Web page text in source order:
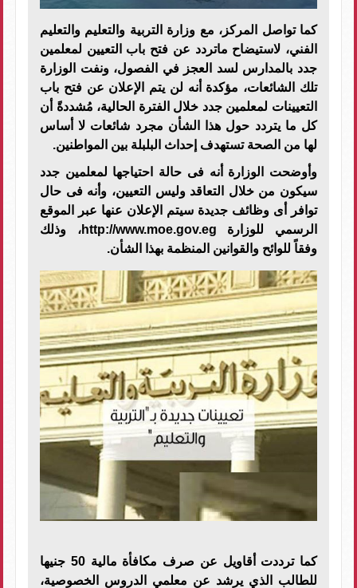
كما تواصل المركز، مع وزارة التربية والتعليم والتعليم
الفني، لاستيضاح ماتردد عن فتح باب التعيين لمعلمين
جدد بالمدارس لسد العجز في الفصول، ونفت الوزارة
تلك الشائعات، مؤكدة أنه لن يتم الإعلان عن فتح باب
التعيينات لمعلمين جدد خلال الفترة الحالية، مُشددةً أن
كل ما يتردد حول هذا الشأن مجرد شائعات لا أساس
لها من الصحة تستهدف إحداث البلبلة بين المواطنين.
وأوضحت الوزارة أنه فى حالة احتياجها لمعلمين جدد
سيكون من خلال التعاقد وليس التعيين، وأنه فى حال
توافر أى وظائف جديدة سيتم الإعلان عنها عبر الموقع
الرسمي للوزارة http://www.moe.gov.eg، وذلك
وفقاً للوائح والقوانين المنظمة بهذا الشأن.
كما ترددت أقاويل عن صرف مكافأة مالية 50 جنيها
للطالب الذي يرشد عن معلمي الدروس الخصوصية،